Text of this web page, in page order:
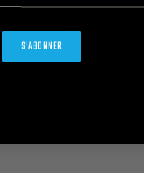
S’ABONNER
notre catalogue.